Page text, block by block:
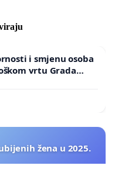
i smjenu osoba
vrtu Grada
žena u 2025.